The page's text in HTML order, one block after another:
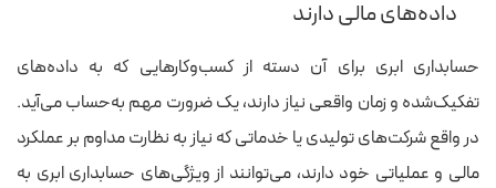
داده‌های مالی دارند
حسابداری ابری برای آن دسته از کسب‌وکارهایی که به داده‌های
تفکیک‌شده و زمان واقعی نیاز دارند، یک ضرورت مهم به‌حساب می‌آید.
در واقع شرکت‌های تولیدی یا خدماتی که نیاز به نظارت مداوم بر عملکرد
مالی و عملیاتی خود دارند، می‌توانند از ویژگی‌های حسابداری ابری به